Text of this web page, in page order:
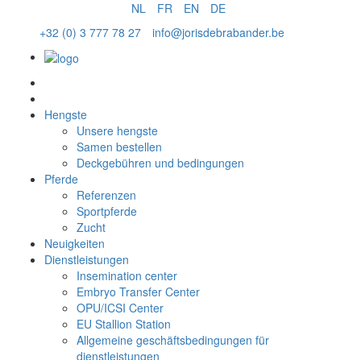
NL FR EN
DE
+32 (0) 3 777 78 27
info@jorisdebrabander.be
Hengste
Unsere hengste
Samen bestellen
Deckgebühren und bedingungen
Pferde
Referenzen
Sportpferde
Zucht
Neuigkeiten
Dienstleistungen
Insemination center
Embryo Transfer Center
OPU/ICSI Center
EU Stallion Station
Allgemeine geschäftsbedingungen für
dienstleistungen